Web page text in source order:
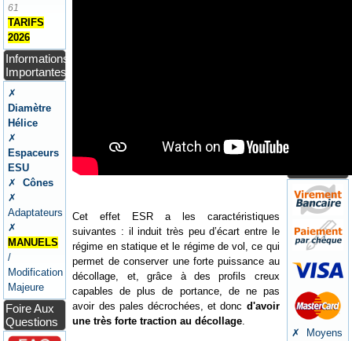
61
TARIFS
2026
Informations
Importantes
✗
Diamètre
Hélice
✗
Espaceurs
ESU
✗
Cônes
✗
Adaptateurs
✗
MANUELS
/
Modification
Majeure
Foire Aux
Questions
Cet effet ESR a les caractéristiques
suivantes : il induit très peu d’écart entre le
régime en statique et le régime de vol, ce qui
permet de conserver une forte puissance au
décollage, et, grâce à des profils creux
capables de plus de portance, de ne pas
avoir des pales décrochées, et donc d'avoir
une très forte traction au décollage
Expéditions
✗ Moyens